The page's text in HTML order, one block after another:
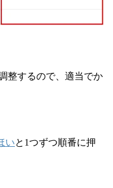
整するので、適当でか
いと1つずつ順番に押